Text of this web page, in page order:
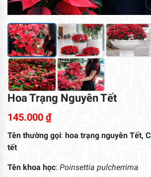
Hoa Trạng Nguyên Tết
145.000 ₫
Tên thường gọi: hoa trạng nguyên Tết,
tết
Tên khoa học: Poinsettia pulcherrima